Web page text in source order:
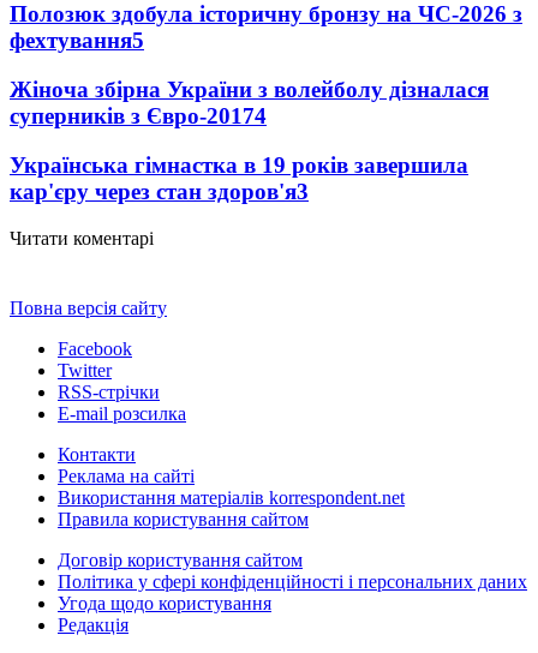
Полозюк здобула історичну бронзу на ЧС-2026 з
фехтування5
Жіноча збірна України з волейболу дізналася
суперників з Євро-20174
Українська гімнастка в 19 років завершила
кар'єру через стан здоров'я3
Читати коментарі
Повна версія сайту
Facebook
Twitter
RSS-стрічки
E-mail розсилка
Контакти
Реклама на сайті
Використання матеріалів korrespondent.net
Правила користування сайтом
Договір користування сайтом
Політика у сфері конфіденційності і персональних даних
Угода щодо користування
Редакція